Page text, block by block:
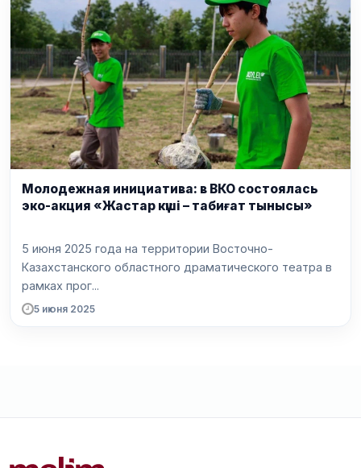
Молодежная инициатива: в ВКО состоялась
эко-акция «Жастар күші – табиғат тынысы»
5 июня 2025 года на территории Восточно-
Казахстанского областного драматического театра в
рамках прог...
5 июня 2025